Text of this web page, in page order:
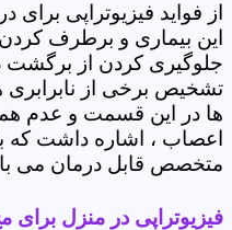
از فواید فیزیوتراپی
این بیماری و برطرف
جلوگیری کردن از برگشت
تشخیص برخی از
ها در این قسمت و عدم
اعصاب ، اشاره داشت که
متخصص قابل درمان می
فیزیوتراپی در منزل برای